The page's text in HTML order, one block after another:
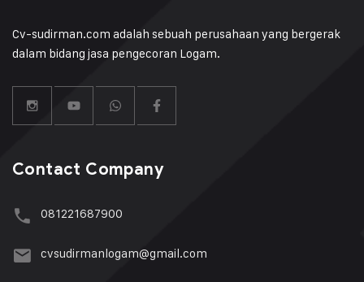
Cv-sudirman.com adalah sebuah perusahaan yang bergerak
dalam bidang jasa pengecoran Logam.
Contact Company
081221687900
cvsudirmanlogam@gmail.com